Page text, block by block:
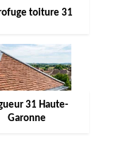
toiture 31
31 Haute-
Garonne